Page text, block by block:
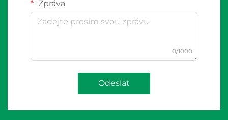
Zpráva
0/1000
Odeslat